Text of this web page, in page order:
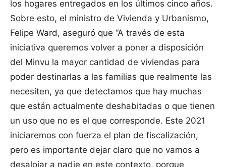
los hogares entregados en los últimos cinco años.
Sobre esto, el ministro de Vivienda y Urbanismo,
Felipe Ward, aseguró que “A través de esta
iniciativa queremos volver a poner a disposición
del Minvu la mayor cantidad de viviendas para
poder destinarlas a las familias que realmente las
necesiten, ya que detectamos que hay muchas
que están actualmente deshabitadas o que tienen
un uso que no es el que corresponde. Este 2021
iniciaremos con fuerza el plan de fiscalización,
pero es importante dejar claro que no vamos a
desalojar a nadie en este contexto, porque